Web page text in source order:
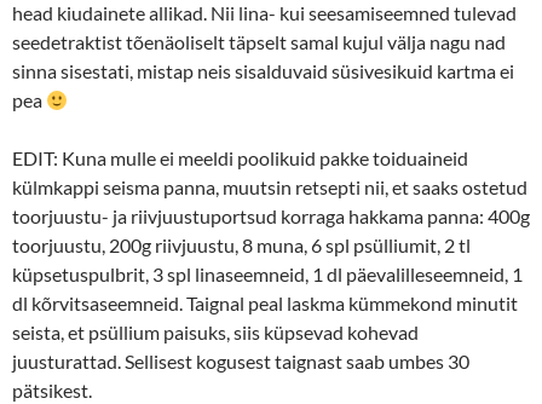
head kiudainete allikad. Nii lina- kui seesamiseemned tulevad
seedetraktist tõenäoliselt täpselt samal kujul välja nagu nad
sinna sisestati, mistap neis sisalduvaid süsivesikuid kartma ei
pea
EDIT: Kuna mulle ei meeldi poolikuid pakke toiduaineid
külmkappi seisma panna, muutsin retsepti nii, et saaks ostetud
toorjuustu- ja riivjuustuportsud korraga hakkama panna: 400g
toorjuustu, 200g riivjuustu, 8 muna, 6 spl psülliumit, 2 tl
küpsetuspulbrit, 3 spl linaseemneid, 1 dl päevalilleseemneid, 1
dl kõrvitsaseemneid. Taignal peal laskma kümmekond minutit
seista, et psüllium paisuks, siis küpsevad kohevad
juusturattad. Sellisest kogusest taignast saab umbes 30
pätsikest.